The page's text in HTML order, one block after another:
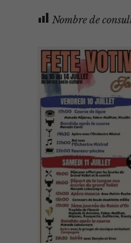
Nombre de